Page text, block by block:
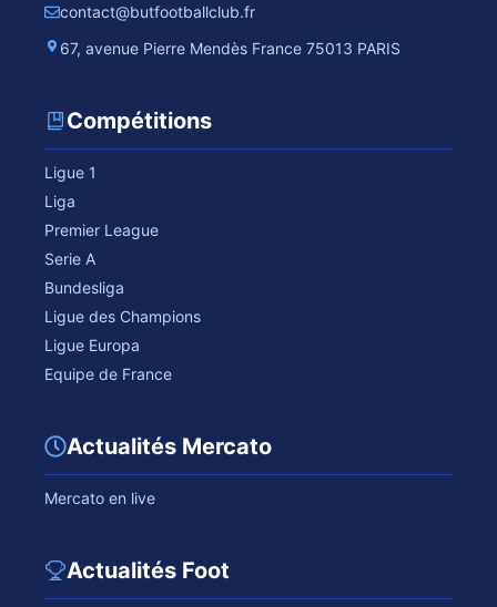
contact@butfootballclub.fr
67, avenue Pierre Mendès France 75013 PARIS
Compétitions
Ligue 1
Liga
Premier League
Serie A
Bundesliga
Ligue des Champions
Ligue Europa
Equipe de France
Actualités Mercato
Mercato en live
Actualités Foot